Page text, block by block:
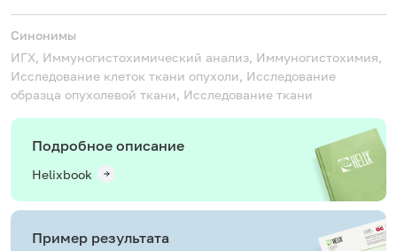
Синонимы
ИГХ, Иммуногистохимический анализ, Иммуногистохимия,
Исследование клеток ткани опухоли, Исследование
образца опухолевой ткани, Исследование ткани
Подробное описание
Helixbook
Пример результата